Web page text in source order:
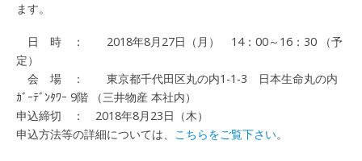
ます。
日 時 ： 2018年8月27日（月） 14：00～16：30 （予
定）
会 場 ： 東京都千代田区丸の内1-1-3 日本生命丸の内
ｶﾞｰﾃﾞﾝﾀﾜｰ 9階 （三井物産 本社内）
申込締切 ： 2018年8月23日（木）
申込方法等の詳細については、 こちらをご覧下さい。